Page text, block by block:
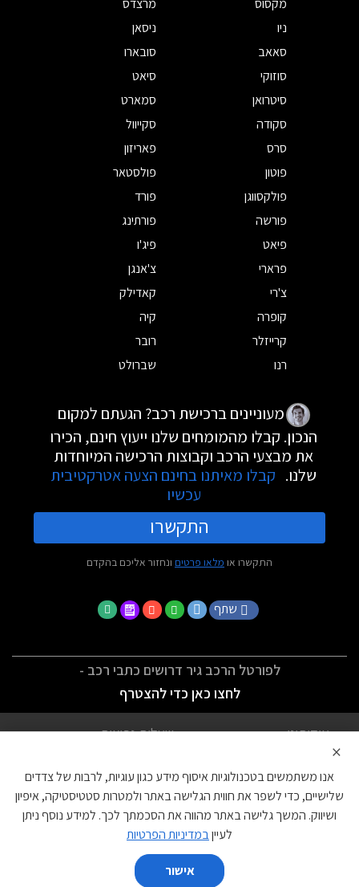
מקסוס
מרצדס
ניו
ניסאן
סאאב
סובארו
סוזוקי
סיאט
סיטרואן
סמארט
סקודה
סקייוול
סרס
פאריזון
פוטון
פולסטאר
פולקסווגן
פורד
פורשה
פורתינג
פיאט
פיג'ו
פרארי
צ'אנגן
צ'רי
קאדילק
קופרה
קיה
קרייזלר
רובר
רנו
שברולט
מעוניינים ברכישת רכב? הגעתם למקום
הנכון. קבלו מהמומחים שלנו ייעוץ חינם, הכירו
את מבצעי הרכב וקבוצות הרכישה המיוחדות
שלנו. קבלו מאיתנו בחינם הצעה אטרקטיבית
עכשיו
התקשרו
התקשרו או מלאו פרטים ונחזור אליכם בהקדם
שתף
לפורטל הרכב גיר דרושים כתבי רכב -
לחצו כאן כדי להצטרף
אודותינו
שאלות נפוצות
הצהרת נגישות
צור קשר
עוגיות
×
אנו משתמשים בטכנולוגיות איסוף מידע כגון עוגיות, לרבות של צדדים
שלישיים, כדי לשפר את חווית הגלישה באתר ולמטרות סטטיסטיקה, איפיון
ושיווק. המשך גלישה באתר מהווה את הסכמתך לכך. למידע נוסף ניתן
לעייןבמדיניות הפרטיות
אישור